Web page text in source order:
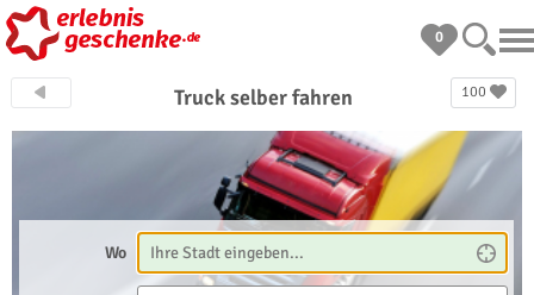
0
100
Truck selber fahren
Wo